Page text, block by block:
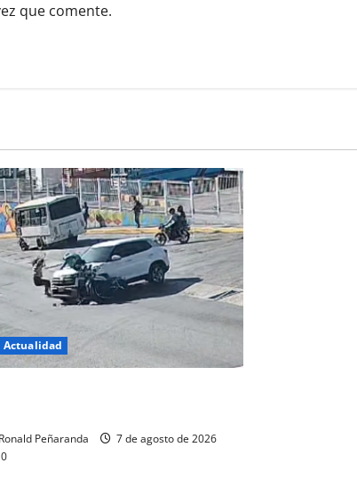
que comente.
Actualidad
Ronald Peñaranda
7 de agosto de 2026
0